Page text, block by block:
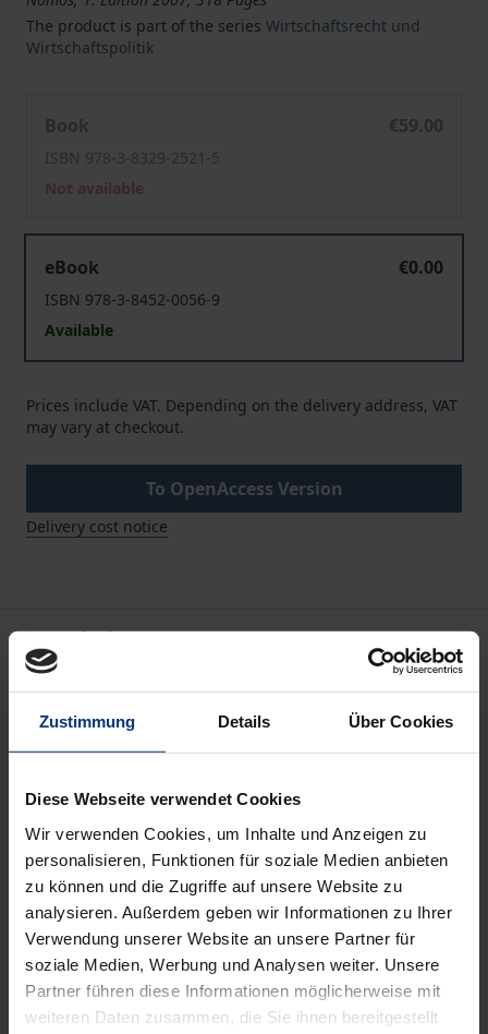
Zustimmung Details Über Cookies
Diese Webseite verwendet Cookies
Wir verwenden Cookies, um Inhalte und Anzeigen zu
personalisieren, Funktionen für soziale Medien anbieten
zu können und die Zugriffe auf unsere Website zu
analysieren. Außerdem geben wir Informationen zu Ihrer
Verwendung unserer Website an unsere Partner für
soziale Medien, Werbung und Analysen weiter. Unsere
Partner führen diese Informationen möglicherweise mit
weiteren Daten zusammen, die Sie ihnen bereitgestellt
The product is part of the series Wirtschaftsrecht und
Wirtschaftspolitik
Book
€59.00
ISBN 978-3-8329-2521-5
Not available
eBook
€0.00
ISBN 978-3-8452-0056-9
Available
Prices include VAT. Depending on the delivery address, VAT
may vary at checkout.
To OpenAccess Version
Delivery cost notice
Description
oftmals nachteilig auf die wettbewerbliche Stellung
Lieferanten oder Zulieferer) aus. Seit 1999 können
Drittunternehmen Fusionsgenehmigungen vor
Gericht anfechten. Als problematisch erwies sich die
Praxis des OLG Düsseldorf, den Vollzug von
Zusammenschlussvorhaben im Wege des
einstweiligen Rechtsschutzes vorläufig zu stoppen
(E.ON/Ruhrgas). Eine genauere Analyse der
rechtlichen Rahmenbedingungen des